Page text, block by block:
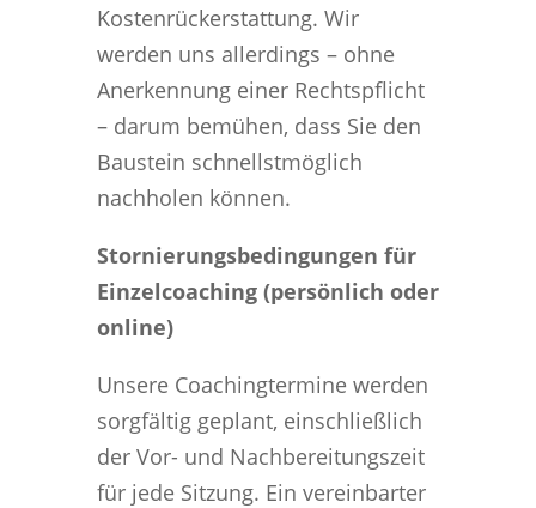
Kostenrückerstattung. Wir
werden uns allerdings – ohne
Anerkennung einer Rechtspflicht
– darum bemühen, dass Sie den
Baustein schnellstmöglich
nachholen können.
Stornierungsbedingungen für
Einzelcoaching (persönlich oder
online)
Unsere Coachingtermine werden
sorgfältig geplant, einschließlich
der Vor- und Nachbereitungszeit
für jede Sitzung. Ein vereinbarter